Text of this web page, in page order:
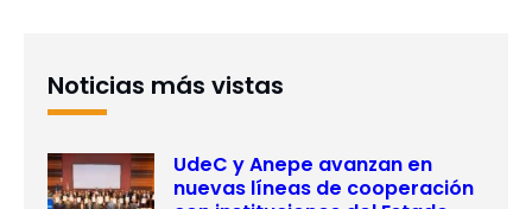
Noticias más vistas
UdeC y Anepe avanzan en
nuevas líneas de cooperación